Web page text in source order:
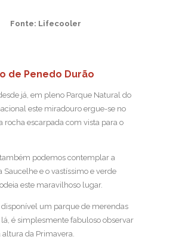
Fonte: Lifecooler
de Penedo Durão
já, em pleno Parque Natural do
este miradouro ergue-se no
rocha escarpada com vista para o
podemos contemplar a
Saucelhe e o vastíssimo e verde
este maravilhoso lugar.
um parque de merendas
lá, é simplesmente fabuloso observar
altura da Primavera.